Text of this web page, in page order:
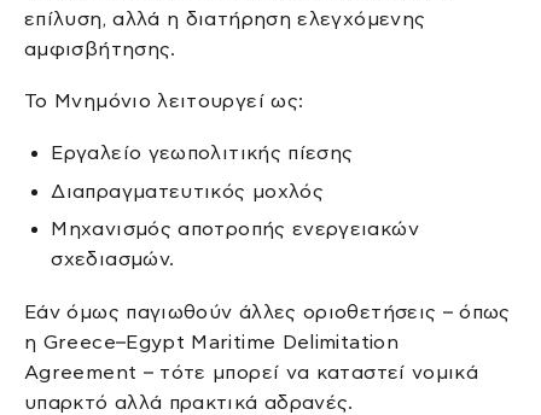
επίλυση, αλλά η διατήρηση ελεγχόμενης
αμφισβήτησης.
Το Μνημόνιο λειτουργεί ως:
Εργαλείο γεωπολιτικής πίεσης
Διαπραγματευτικός μοχλός
Μηχανισμός αποτροπής ενεργειακών
σχεδιασμών.
Εάν όμως παγιωθούν άλλες οριοθετήσεις – όπως
η Greece–Egypt Maritime Delimitation
Agreement – τότε μπορεί να καταστεί νομικά
υπαρκτό αλλά πρακτικά αδρανές.